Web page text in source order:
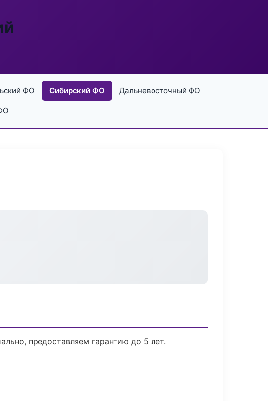
ФО Сибирский ФО Дальневосточный ФО
предоставляем гарантию до 5 лет.